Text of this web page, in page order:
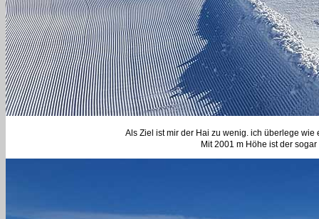
Als Ziel ist mir der Hai zu wenig. ich überlege
Mit 2001 m Höhe ist der